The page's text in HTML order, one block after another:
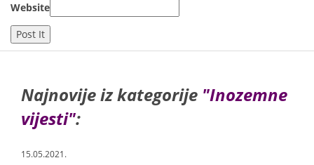
Website
Najnovije iz kategorije "Inozemne
vijesti":
15.05.2021.